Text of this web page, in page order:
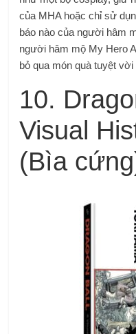
của MHA hoặc chỉ sử
báo nào của người hâm
người hâm mộ My Hero
bỏ qua món quà tuyệt vời
10.
Visual
(Bìa